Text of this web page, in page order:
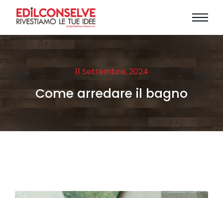
11 Settembre, 2024
Come arredare il bagno